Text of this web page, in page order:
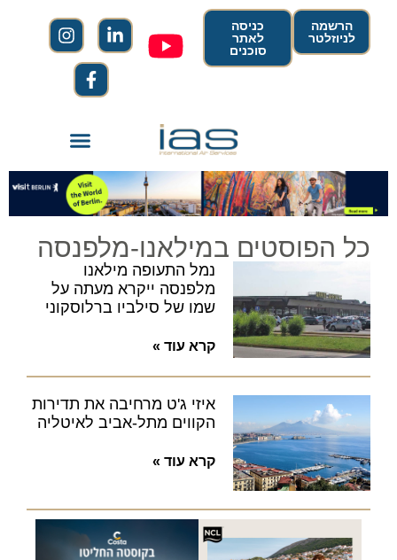
הרשמה
לניוזלטר
כניסה
לאתר
סוכנים
כל הפוסטים במילאנו-מלפנסה
נמל התעופה מילאנו
מלפנסה ייקרא מעתה על
שמו של סילביו ברלוסקוני
קרא עוד »
איזי ג'ט מרחיבה את תדירות
הקווים מתל-אביב לאיטליה
קרא עוד »